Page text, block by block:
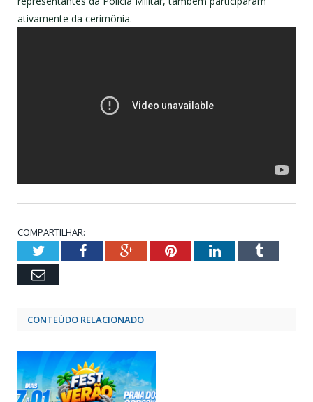
ativamente da cerimônia.
COMPARTILHAR:
TwitterFacebookGoogle+PinterestLinkedInTumblr
Email
CONTEÚDO RELACIONADO